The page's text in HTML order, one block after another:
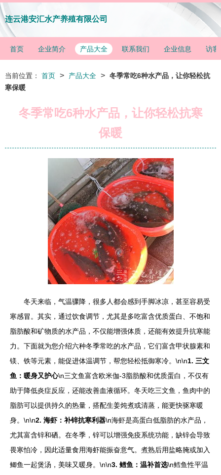
连云港安汇水产养殖有限公司
首页 企业简介 产品大全 联系我们 企业信息 访客
当前位置： 首页 > 产品大全 > 冬季常吃6种水产品，让你轻松抗
寒保暖
冬季常吃6种水产品，让你轻松抗寒
保暖
冬天来临，气温骤降，很多人都会感到手脚冰凉，甚至容易受
寒感冒。其实，通过饮食调节，尤其是多吃富含优质蛋白、不饱和
脂肪酸和矿物质的水产品，不仅能增强体质，还能有效提升抗寒能
力。下面就为您介绍六种冬季常吃的水产品，它们富含甲状腺素和
镁、铁等元素，能促进体温调节，帮您轻松抵御寒冷。\n\n1. 三文
鱼：暖身又护心\n三文鱼富含欧米伽-3脂肪酸和优质蛋白，不仅有
助于降低炎症反应，还能改善血液循环。冬天吃三文鱼，鱼肉中的
脂肪可以提供持久的热量，搭配生姜炖煮或清蒸，能更快驱寒暖
身。\n\n2. 海虾：补锌抗寒利器\n海虾是高蛋白低脂肪的水产品，
尤其富含锌和硒。在冬季，锌可以增强免疫系统功能，缺锌会导致
畏寒怕冷，因此适量食用海虾能振奋意气。煮熟后用盐略腌或加入
鲫鱼一起煲汤，美味又暖身。\n\n3. 鳕鱼：温补首选\n鳕鱼性平温